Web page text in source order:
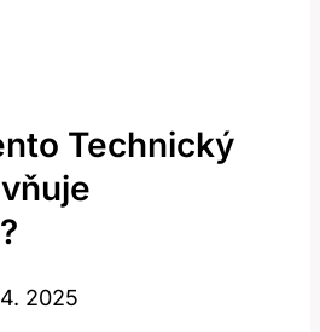
Technický
2025